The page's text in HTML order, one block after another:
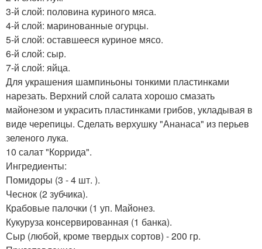
3-й слой: половина куриного мяса.
4-й слой: маринованные огурцы.
5-й слой: оставшееся куриное мясо.
6-й слой: сыр.
7-й слой: яйца.
Для украшения шампиньоны тонкими пластинками
нарезать. Верхний слой салата хорошо смазать
майонезом и украсить пластинками грибов, укладывая в
виде черепицы. Сделать верхушку "Ананаса" из перьев
зеленого лука.
10 салат "Коррида".
Ингредиенты:
Помидоры (3 - 4 шт. ).
Чеснок (2 зубчика).
Крабовые палочки (1 уп. Майонез.
Кукуруза консервированная (1 банка).
Сыр (любой, кроме твердых сортов) - 200 гр.